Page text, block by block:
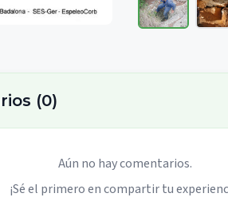
(0)
Aún no hay comentarios.
¡Sé el primero en compartir tu